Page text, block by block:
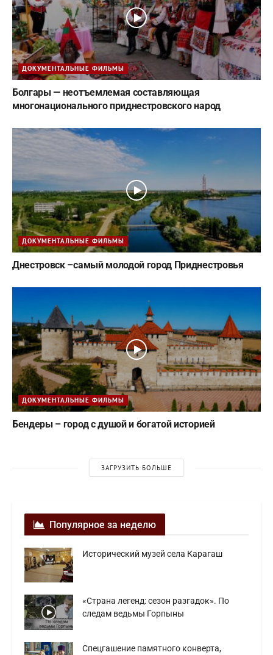
ДОКУМЕНТАЛЬНЫЕ ФИЛЬМЫ
Болгары — неотъемлемая составляющая
многонационального приднестровского народ
ДОКУМЕНТАЛЬНЫЕ ФИЛЬМЫ
Днестровск –самый молодой город Приднестровья
ДОКУМЕНТАЛЬНЫЕ ФИЛЬМЫ
Бендеры – город с душой и богатой историей
ЗАГРУЗИТЬ БОЛЬШЕ
Популярное за неделю
Исторический музей села Карагаш
«Страна легенд: сезон разгадок». По
следам ведьмы Горпыны
Спецгашение памятного конверта,